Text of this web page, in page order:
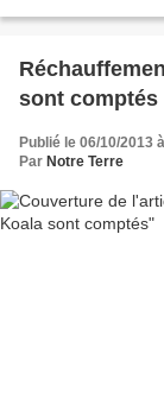
sont comptés
Publié le 06/10/2013
Par Notre Terre